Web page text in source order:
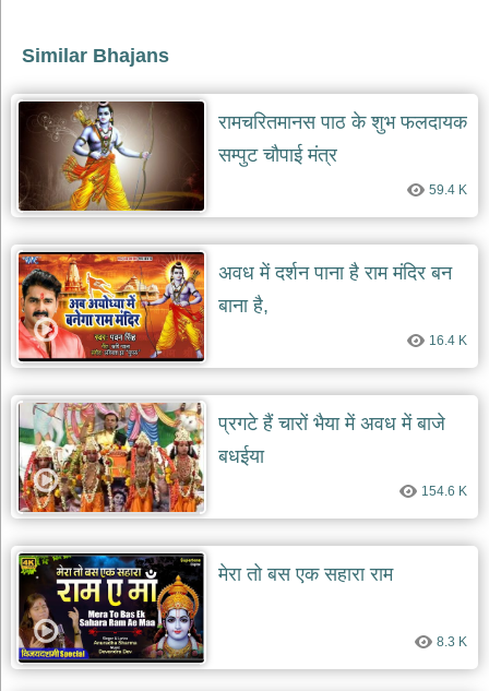
miscellaneous
bhajans
विष्णु
भजन
vishnu
bhajans
बाबा
बालक
नाथ
भजन
baba
balak
nath
bhajans
देश
भजन
patriotic
bhajans
खाटू
श्याम
भजन
khatu
shaym
bhajans
रानी
सती
दादी
Similar Bhajans
रामचरितमानस पाठ के शुभ फलदायक
सम्पुट चौपाई मंत्र
59.4 K
अवध में दर्शन पाना है राम मंदिर बन
बाना है,
16.4 K
प्रगटे हैं चारों भैया में अवध में बाजे
बधईया
154.6 K
मेरा तो बस एक सहारा राम
8.3 K